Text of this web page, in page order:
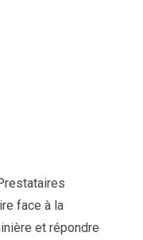
face à la
et répondre